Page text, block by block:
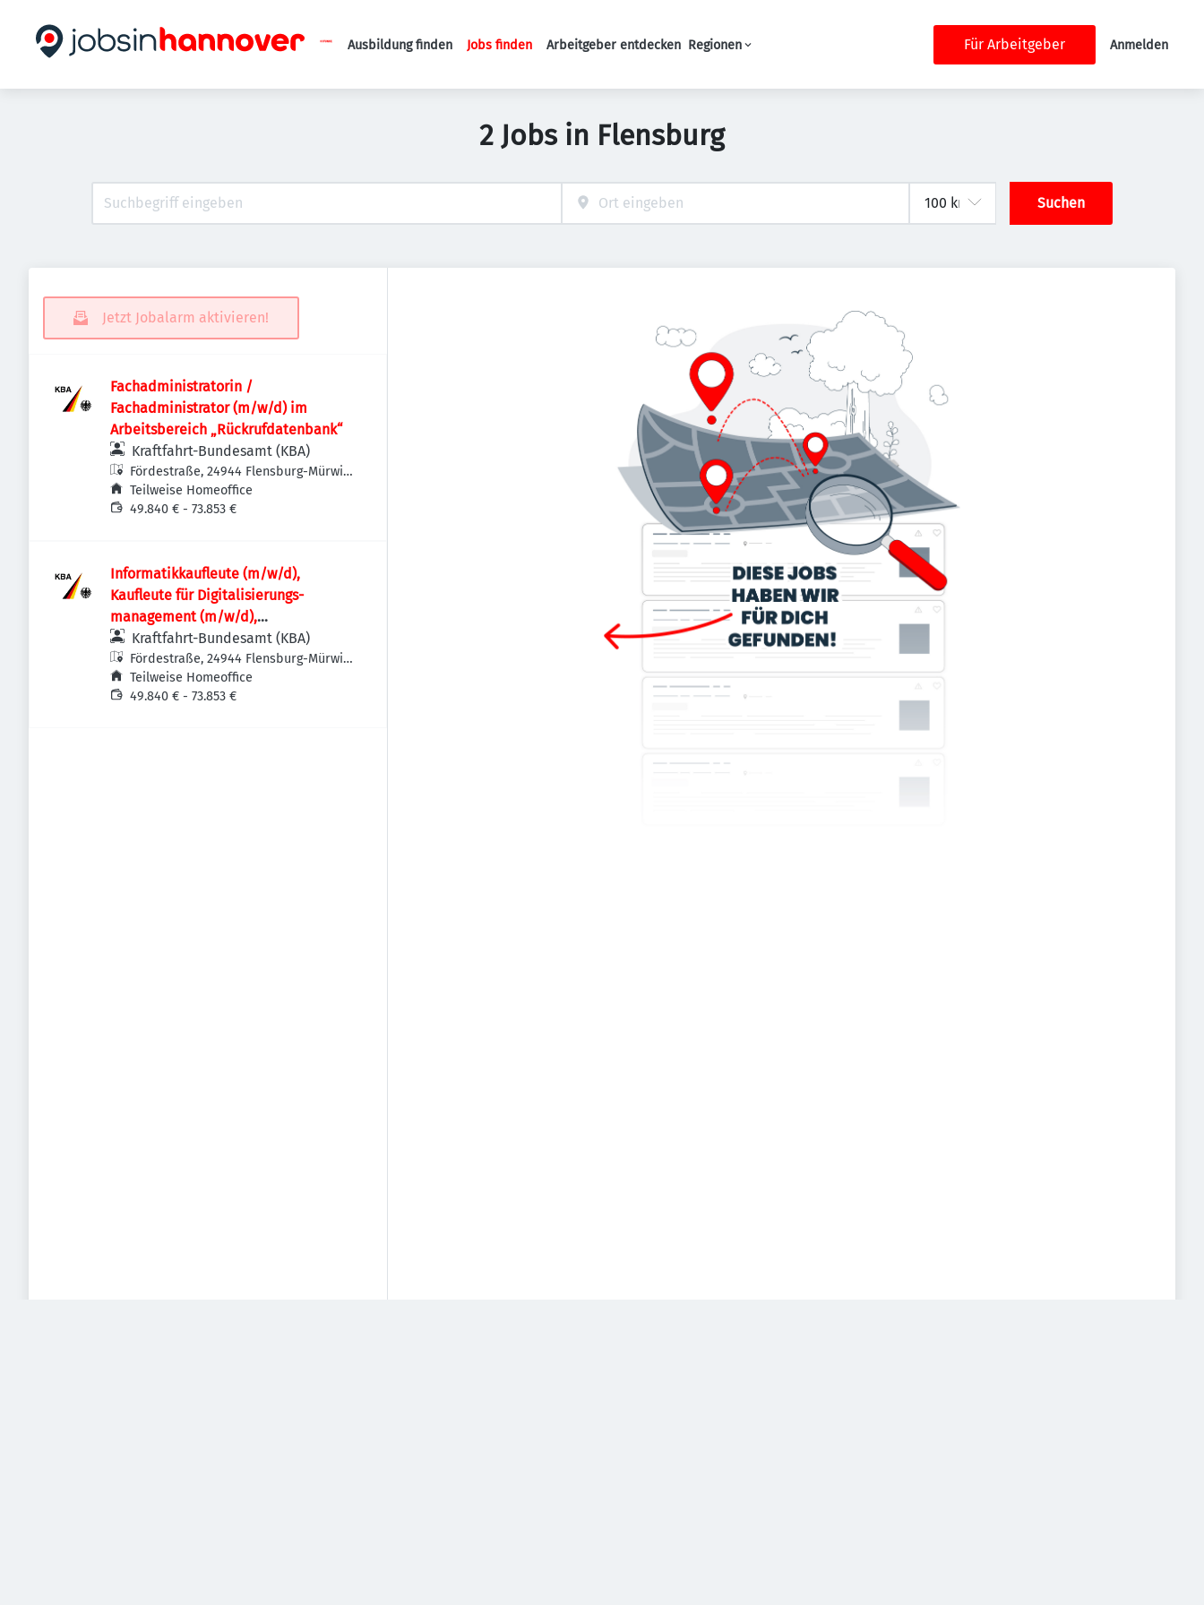
Haupt-Navigation
Ausbildung finden Jobs finden Arbeitgeber entdecken Regionen Für Arbeitgeber Anmelden
2 Jobs in Flensburg
Suchen
Jetzt Jobalarm aktivieren!
Fachadministratorin /
Fachadministrator (m/w/d) im
Arbeitsbereich „Rückrufdatenbank“
Kraftfahrt-Bundesamt (KBA)
Fördestraße, 24944 Flensburg-Mürwik,
Deutschland
Teilweise Homeoffice
49.840 € - 73.853 €
Informatik­kaufleute (m/w/d),
Kaufleute für Digitalisierungs­
management (m/w/d),
Fachinformatikerinnen /
Fachinformatiker (m/w/d) oder
vergleichbare IT-Ausbildung für den IT-
Leitstand im Rechenzentrum
Kraftfahrt-Bundesamt (KBA)
Fördestraße, 24944 Flensburg-Mürwik,
Deutschland
Teilweise Homeoffice
49.840 € - 73.853 €